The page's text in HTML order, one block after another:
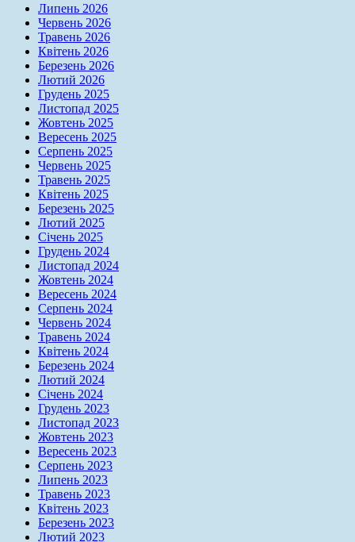
Липень 2026
Червень 2026
Травень 2026
Квітень 2026
Березень 2026
Лютий 2026
Грудень 2025
Листопад 2025
Жовтень 2025
Вересень 2025
Серпень 2025
Червень 2025
Травень 2025
Квітень 2025
Березень 2025
Лютий 2025
Січень 2025
Грудень 2024
Листопад 2024
Жовтень 2024
Вересень 2024
Серпень 2024
Червень 2024
Травень 2024
Квітень 2024
Березень 2024
Лютий 2024
Січень 2024
Грудень 2023
Листопад 2023
Жовтень 2023
Вересень 2023
Серпень 2023
Липень 2023
Травень 2023
Квітень 2023
Березень 2023
Лютий 2023